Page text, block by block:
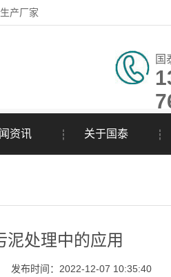
产厂家
国
资讯 关于国泰
泥处理中的应用
发布时间：2022-12-07 10:35:40